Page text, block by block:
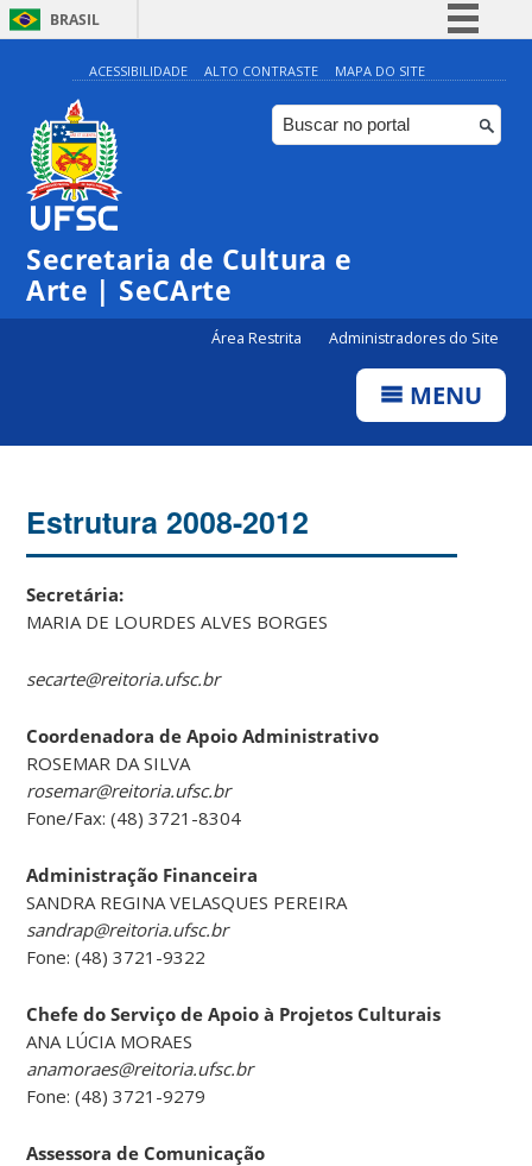
BRASIL
Simplifique!
Comunica BR
Participe
ACESSIBILIDADE ALTO CONTRASTE MAPA DO SITE
Secretaria de Cultura e
Arte | SeCArte
Área Restrita Administradores do Site
MENU
Estrutura 2008-2012
Secretária:
MARIA DE LOURDES ALVES BORGES
secarte@reitoria.ufsc.br
Coordenadora de Apoio Administrativo
ROSEMAR DA SILVA
rosemar@reitoria.ufsc.br
Fone/Fax: (48) 3721-8304
Administração Financeira
SANDRA REGINA VELASQUES PEREIRA
sandrap@reitoria.ufsc.br
Fone: (48) 3721-9322
Chefe do Serviço de Apoio à Projetos Culturais
ANA LÚCIA MORAES
anamoraes@reitoria.ufsc.br
Fone: (48) 3721-9279
Assessora de Comunicação